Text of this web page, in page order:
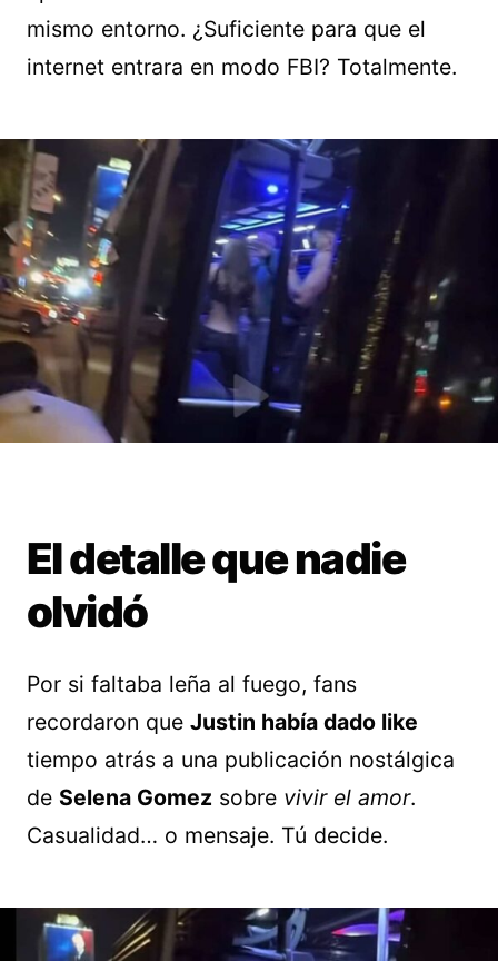
mismo entorno. ¿Suficiente para que el
internet entrara en modo FBI? Totalmente.
El detalle que nadie
olvidó
Por si faltaba leña al fuego, fans
recordaron que Justin había dado like
tiempo atrás a una publicación nostálgica
de Selena Gomez sobre vivir el amor.
Casualidad… o mensaje. Tú decide.